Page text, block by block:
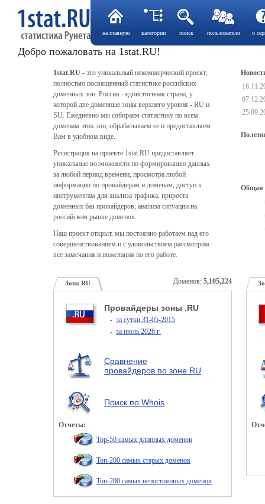
на главную категории поиск пользователи о
Добро пожаловать на 1stat.RU!
1stat.RU - это уникальный некоммерческий проект,
полностью посвященный статистике российских
доменных зон. Россия - единственная страна, у
которой две доменные зоны верхнего уровня - RU и
SU. Ежедневно мы собираем статистику по всем
доменам этих зон, обрабатываем ее и предоставляем
Вам в удобном виде.
Регистрация на проекте 1stat.RU предоставляет
уникальные возможности по формированию данных
за любой период времени, просмотра любой
информации по провайдерам и доменам, доступ к
инструментам для анализа трафика, прироста
доменных баз провайдеров, анализа ситуации на
российском рынке доменов.
Наш проект открыт, мы постоянно работаем над его
совершенствованием и с удовольствием рассмотрим
все замечания и пожелания по его работе.
Общая
Доменов: 5,105,224
Зона RU
Провайдеры зоны .RU
- за сутки 31-05-2015
- за июль 2026 г.
Сравнение
провайдеров по зоне RU
Поиск по Whois
Отчеты:
Top-50 самых длинных доменов
Топ-200 самых старых доменов
Топ-200 самых непостоянных доменов